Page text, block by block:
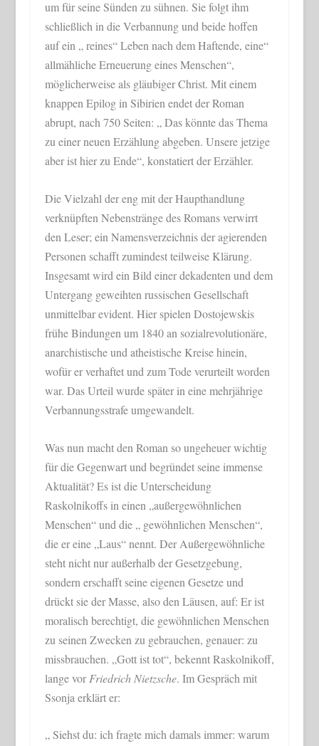
um für seine Sünden zu sühnen. Sie folgt ihm
schließlich in die Verbannung und beide hoffen
auf ein „ reines“ Leben nach dem Haftende, eine“
allmähliche Erneuerung eines Menschen“,
möglicherweise als gläubiger Christ. Mit einem
knappen Epilog in Sibirien endet der Roman
abrupt, nach 750 Seiten: „ Das könnte das Thema
zu einer neuen Erzählung abgeben. Unsere jetzige
aber ist hier zu Ende“, konstatiert der Erzähler.
Die Vielzahl der eng mit der Haupthandlung
verknüpften Nebenstränge des Romans verwirrt
den Leser; ein Namensverzeichnis der agierenden
Personen schafft zumindest teilweise Klärung.
Insgesamt wird ein Bild einer dekadenten und dem
Untergang geweihten russischen Gesellschaft
unmittelbar evident. Hier spielen Dostojewskis
frühe Bindungen um 1840 an sozialrevolutionäre,
anarchistische und atheistische Kreise hinein,
wofür er verhaftet und zum Tode verurteilt worden
war. Das Urteil wurde später in eine mehrjährige
Verbannungsstrafe umgewandelt.
Was nun macht den Roman so ungeheuer wichtig
für die Gegenwart und begründet seine immense
Aktualität? Es ist die Unterscheidung
Raskolnikoffs in einen „außergewöhnlichen
Menschen“ und die „ gewöhnlichen Menschen“,
die er eine „Laus“ nennt. Der Außergewöhnliche
steht nicht nur außerhalb der Gesetzgebung,
sondern erschafft seine eigenen Gesetze und
drückt sie der Masse, also den Läusen, auf: Er ist
moralisch berechtigt, die gewöhnlichen Menschen
zu seinen Zwecken zu gebrauchen, genauer: zu
missbrauchen. „Gott ist tot“, bekennt Raskolnikoff,
lange vorFriedrich Nietzsche. Im Gespräch mit
Ssonja erklärt er:
„ Siehst du: ich fragte mich damals immer: warum